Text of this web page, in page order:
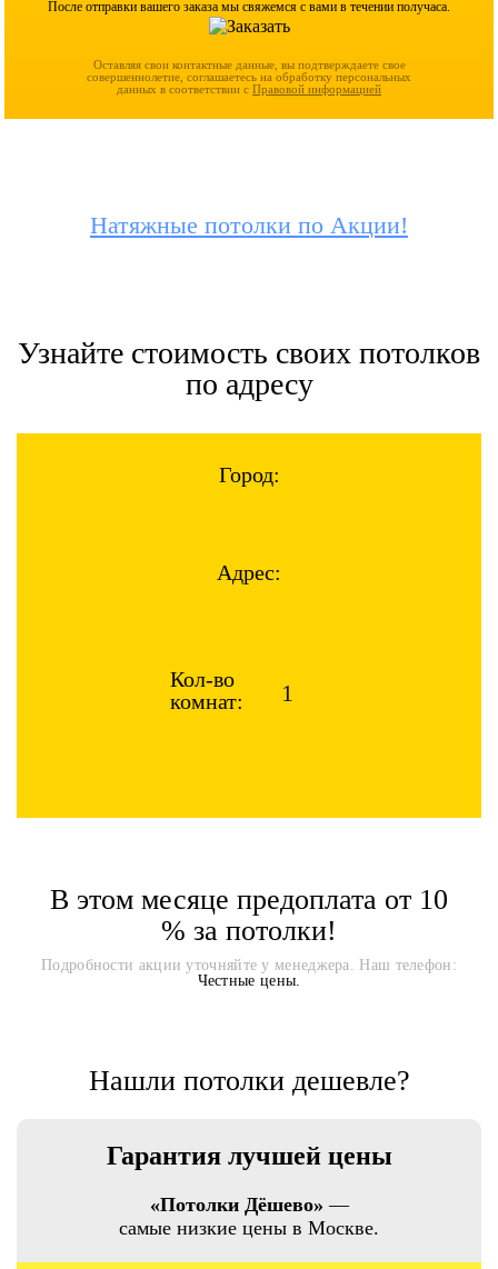
После отправки вашего заказа мы свяжемся с вами в течении получаса.
Оставляя свои контактные данные, вы подтверждаете свое
совершеннолетие, соглашаетесь на обработку персональных
данных в соответствии с Правовой информацией
Натяжные потолки по Акции!
Узнайте стоимость своих потолков
по адресу
Город:
Адрес:
Кол-во
комнат:
В этом месяце предоплата от 10
% за потолки!
Подробности акции уточняйте у менеджера. Наш телефон:
Честные цены.
Нашли потолки дешевле?
Гарантия лучшей цены
«Потолки Дёшево» —
самые низкие цены в Москве.